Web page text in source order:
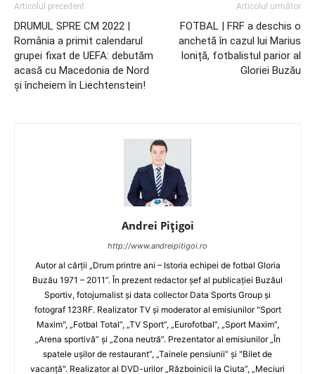
Articolul precedent
DRUMUL SPRE CM 2022 |
România a primit calendarul
grupei fixat de UEFA: debutăm
acasă cu Macedonia de Nord
și încheiem în Liechtenstein!
Articolul următor
FOTBAL | FRF a deschis o
anchetă în cazul lui Marius
Ioniță, fotbalistul parior al
Gloriei Buzău
Andrei Pițigoi
http://www.andreipitigoi.ro
Autor al cărţii „Drum printre ani – Istoria echipei de fotbal Gloria
Buzău 1971 – 2011”. În prezent redactor şef al publicaţiei Buzăul
Sportiv, fotojurnalist şi data collector Data Sports Group şi
fotograf 123RF. Realizator TV şi moderator al emisiunilor "Sport
Maxim", „Fotbal Total”, „TV Sport”, „Eurofotbal”, „Sport Maxim”,
„Arena sportivă” şi „Zona neutră”. Prezentator al emisiunilor „În
spatele uşilor de restaurant”, „Tainele pensiunii” şi "Bilet de
vacanţă". Realizator al DVD-urilor „Războinicii la Ciuta”, „Meciuri